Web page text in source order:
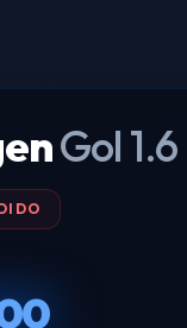
Gol 1.6